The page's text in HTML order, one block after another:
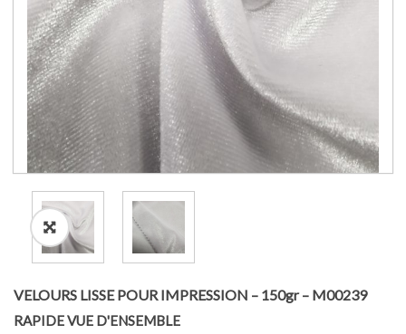
VELOURS LISSE POUR IMPRESSION – 150gr – M00239
RAPIDE VUE D'ENSEMBLE